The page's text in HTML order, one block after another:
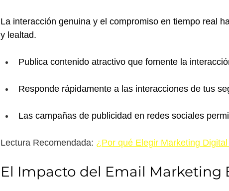
La interacción genuina y el compromiso en tiempo real
y lealtad.
Publica contenido atractivo que fomente la
Responde rápidamente a las interacciones de tus
Las campañas de publicidad en redes sociales
Lectura Recomendada: ¿Por qué Elegir Marketing
El Impacto del Email Marketing